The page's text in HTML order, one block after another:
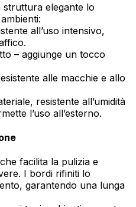
elegante lo
all’uso intensivo,
– aggiunge un tocco
alle macchie e allo
resistente all’umidità
l’uso all’esterno.
facilita la pulizia e
I bordi rifiniti lo
garantendo una lunga